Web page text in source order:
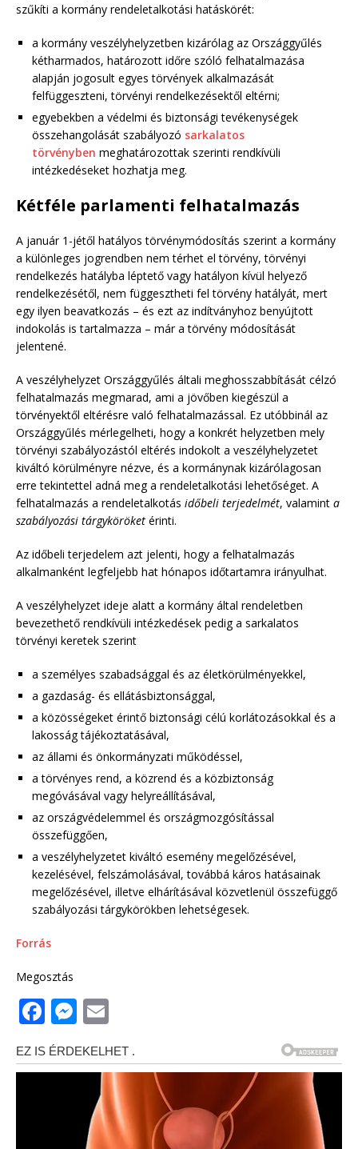
szűkíti a kormány rendeletalkotási hatáskörét:
a kormány veszélyhelyzetben kizárólag az Országgyűlés
kétharmados, határozott időre szóló felhatalmazása
alapján jogosult egyes törvények alkalmazását
felfüggeszteni, törvényi rendelkezésektől eltérni;
egyebekben a védelmi és biztonsági tevékenységek
összehangolását szabályozó sarkalatos
törvényben meghatározottak szerinti rendkívüli
intézkedéseket hozhatja meg.
Kétféle parlamenti felhatalmazás
A január 1-jétől hatályos törvénymódosítás szerint a kormány
a különleges jogrendben nem térhet el törvény, törvényi
rendelkezés hatályba léptető vagy hatályon kívül helyező
rendelkezésétől, nem függesztheti fel törvény hatályát, mert
egy ilyen beavatkozás – és ezt az indítványhoz benyújtott
indokolás is tartalmazza – már a törvény módosítását
jelentené.
A veszélyhelyzet Országgyűlés általi meghosszabbítását célzó
felhatalmazás megmarad, ami a jövőben kiegészül a
törvényektől eltérésre való felhatalmazással. Ez utóbbinál az
Országgyűlés mérlegelheti, hogy a konkrét helyzetben mely
törvényi szabályozástól eltérés indokolt a veszélyhelyzetet
kiváltó körülményre nézve, és a kormánynak kizárólagosan
erre tekintettel adná meg a rendeletalkotási lehetőséget. A
felhatalmazás a rendeletalkotás időbeli terjedelmét, valamint a
szabályozási tárgyköröket érinti.
Az időbeli terjedelem azt jelenti, hogy a felhatalmazás
alkalmanként legfeljebb hat hónapos időtartamra irányulhat.
A veszélyhelyzet ideje alatt a kormány által rendeletben
bevezethető rendkívüli intézkedések pedig a sarkalatos
törvényi keretek szerint
a személyes szabadsággal és az életkörülményekkel,
a gazdaság- és ellátásbiztonsággal,
a közösségeket érintő biztonsági célú korlátozásokkal és a
lakosság tájékoztatásával,
az állami és önkormányzati működéssel,
a törvényes rend, a közrend és a közbiztonság
megóvásával vagy helyreállításával,
az országvédelemmel és országmozgósítással
összefüggően,
a veszélyhelyzetet kiváltó esemény megelőzésével,
kezelésével, felszámolásával, továbbá káros hatásainak
megelőzésével, illetve elhárításával közvetlenül összefüggő
szabályozási tárgykörökben lehetségesek.
Forrás
Megosztás
F
a
c
M
ss
n
g
ai
l